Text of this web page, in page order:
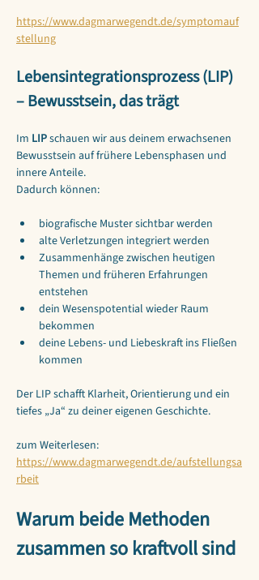
https://www.dagmarwegendt.de/symptomauf
stellung
Lebensintegrationsprozess (LIP)
– Bewusstsein, das trägt
Im LIP schauen wir aus deinem erwachsenen
Bewusstsein auf frühere Lebensphasen und
innere Anteile.
Dadurch können:
biografische Muster sichtbar werden
alte Verletzungen integriert werden
Zusammenhänge zwischen heutigen
Themen und früheren Erfahrungen
entstehen
dein Wesenspotential wieder Raum
bekommen
deine Lebens- und Liebeskraft ins Fließen
kommen
Der LIP schafft Klarheit, Orientierung und ein
tiefes „Ja“ zu deiner eigenen Geschichte.
zum Weiterlesen:
https://www.dagmarwegendt.de/aufstellungsa
rbeit
Warum beide Methoden
zusammen so kraftvoll sind